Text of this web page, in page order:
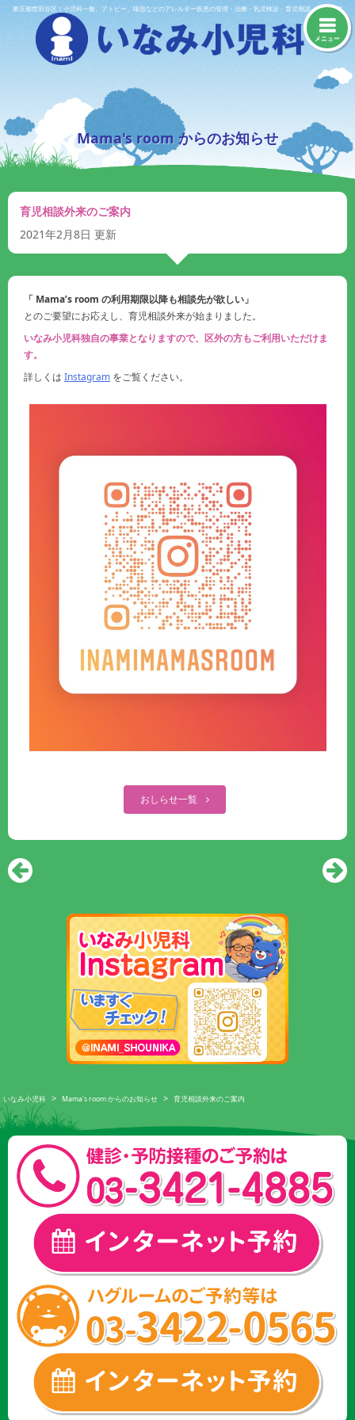
Skip東京都世田谷区｜小児科一般、アトピー、喘息などのアレルギー疾患の管理・治療・乳児検診・育児相談・予防接種
メニュー
Mama's room からのお知らせ
育児相談外来のご案内
2021年2月8日 更新
「 Mama’s room の利用期限以降も相談先が欲しい」
とのご要望にお応えし、育児相談外来が始まりました。
いなみ小児科独自の事業となりますので、区外の方もご利用いただけま
す。
詳しくは Instagram をご覧ください。
おしらせ一覧
いなみ小児科 > Mama's room からのお知らせ > 育児相談外来のご案内